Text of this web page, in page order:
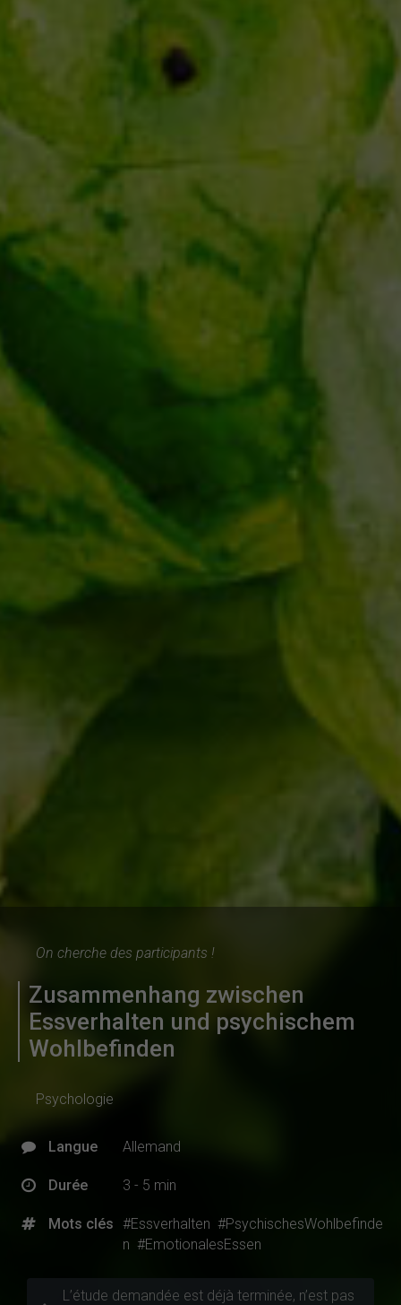
On cherche des participants !
Zusammenhang zwischen
Essverhalten und psychischem
Wohlbefinden
Psychologie
Langue Allemand
Durée 3 - 5 min
Mots clés #Essverhalten #PsychischesWohlbefinde
n #EmotionalesEssen
L’étude demandée est déjà terminée, n’est pas